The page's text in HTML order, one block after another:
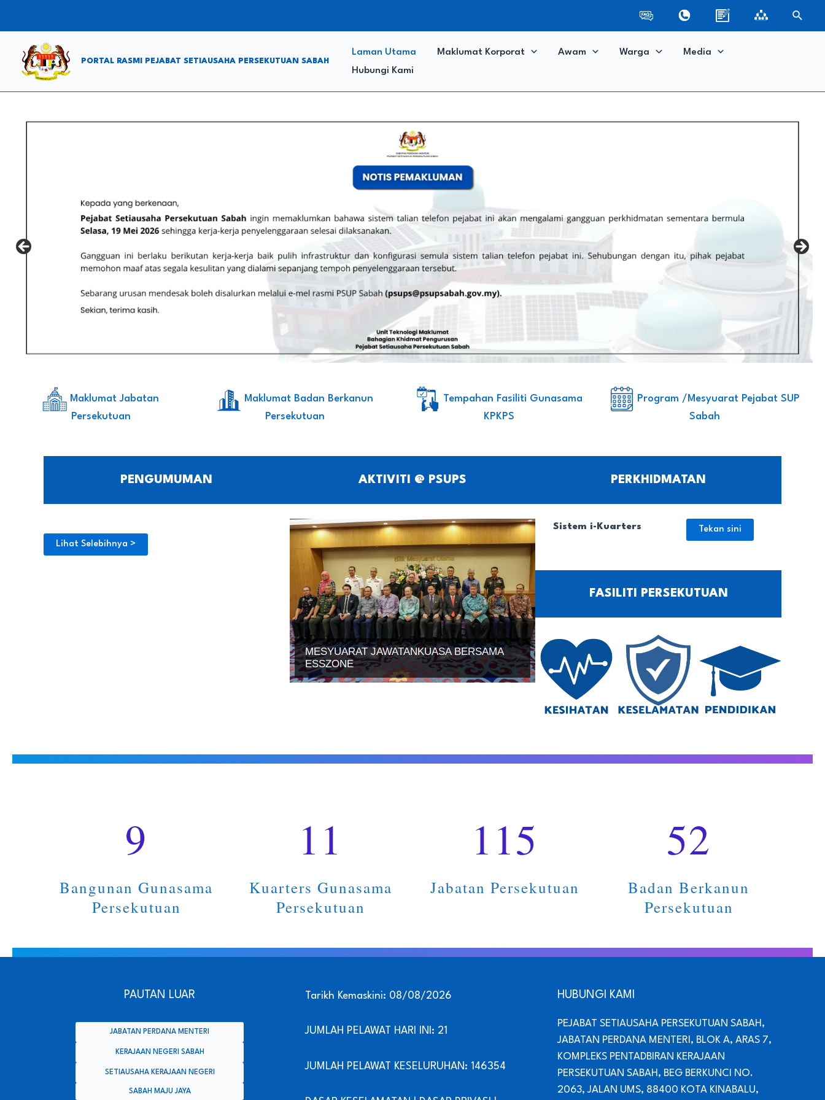
Search
PORTAL RASMI PEJABAT SETIAUSAHA PERSEKUTUAN SABAH
Laman Utama Maklumat Korporat Awam Warga
Media
Hubungi Kami
Maklumat Jabatan
Persekutuan
Maklumat Badan Berkanun
Persekutuan
Tempahan Fasiliti Gunasama
KPKPS
Program /Mesyuarat Pejabat SUP
Sabah
PENGUMUMAN
Lihat Selebihnya >
AKTIVITI @ PSUPS
MESYUARAT JAWATANKUASA BERSAMA
ESSZONE
PERKHIDMATAN
Sistem i-Kuarters Tekan sini
FASILITI PERSEKUTUAN
9
Bangunan Gunasama
Persekutuan
11
Kuarters Gunasama
Persekutuan
115
Jabatan Persekutuan
52
Badan Berkanun
Persekutuan
PAUTAN LUAR
JABATAN PERDANA MENTERI
KERAJAAN NEGERI SABAH
SETIAUSAHA KERAJAAN NEGERI
SABAH MAJU JAYA
Tarikh Kemaskini: 08/08/2026
JUMLAH PELAWAT HARI INI: 21
JUMLAH PELAWAT KESELURUHAN: 146354
HUBUNGI KAMI
PEJABAT SETIAUSAHA PERSEKUTUAN SABAH,
JABATAN PERDANA MENTERI, BLOK A, ARAS 7,
KOMPLEKS PENTADBIRAN KERAJAAN
PERSEKUTUAN SABAH, BEG BERKUNCI NO.
2063, JALAN UMS, 88400 KOTA KINABALU,